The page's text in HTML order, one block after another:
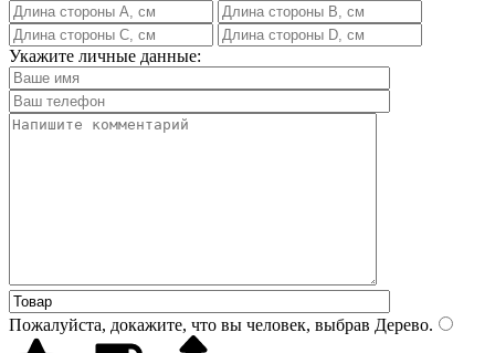
Укажите личные данные:
Пожалуйста, докажите, что вы человек, выбрав Дерево.